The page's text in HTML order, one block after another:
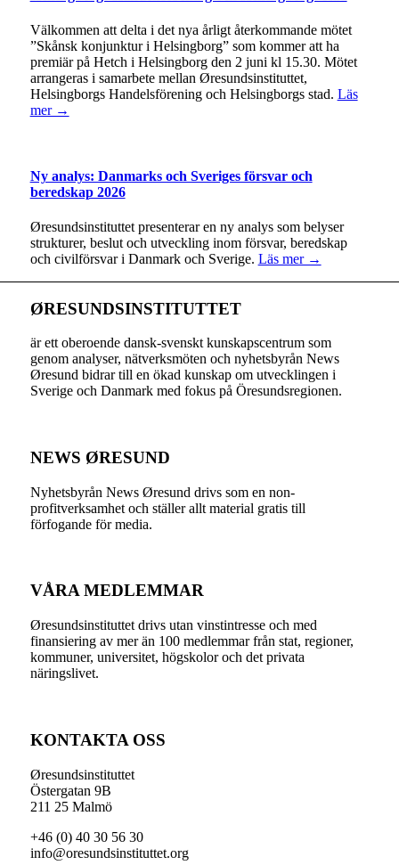
Välkommen att delta i det nya årligt återkommande mötet
”Skånsk konjunktur i Helsingborg” som kommer att ha
premiär på Hetch i Helsingborg den 2 juni kl 15.30. Mötet
arrangeras i samarbete mellan Øresundsinstituttet,
Helsingborgs Handelsförening och Helsingborgs stad. Läs
mer →
Ny analys: Danmarks och Sveriges försvar och
beredskap 2026
Øresundsinstituttet presenterar en ny analys som belyser
strukturer, beslut och utveckling inom försvar, beredskap
och civilförsvar i Danmark och Sverige. Läs mer →
ØRESUNDSINSTITUTTET
är ett oberoende dansk-svenskt kunskapscentrum som
genom analyser, nätverksmöten och nyhetsbyrån News
Øresund bidrar till en ökad kunskap om utvecklingen i
Sverige och Danmark med fokus på Öresundsregionen.
NEWS ØRESUND
Nyhetsbyrån News Øresund drivs som en non-
profitverksamhet och ställer allt material gratis till
förfogande för media.
VÅRA MEDLEMMAR
Øresundsinstituttet drivs utan vinst­intresse och med
finansiering av mer än 100 medlemmar från stat, regioner,
kommuner, universitet, högskolor och det privata
näringslivet.
KONTAKTA OSS
Øresundsinstituttet
Östergatan 9B
211 25 Malmö
+46 (0) 40 30 56 30
info@oresundsinstituttet.org